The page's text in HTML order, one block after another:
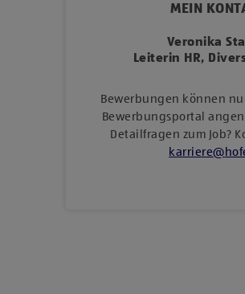
MEIN
Veronika
Leiterin HR,
Bewerbungen können
Bewerbungsportal
Detailfragen zum Job?
karriere@